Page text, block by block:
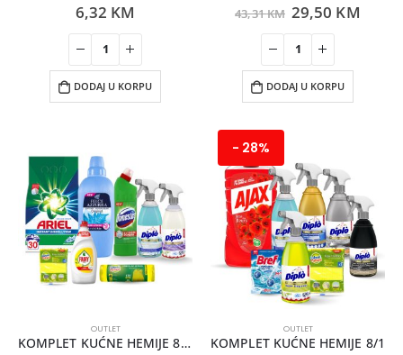
0out of 5
6,32 KM
DODAJ U KORPU
0out of 5
43,31KM 29,50 KM
DODAJ U KORPU
OUTLET
KOMPLET KUĆNE HEMIJE 8 /1 2
- 28%
OUTLET
KOMPLET KUĆNE HEMIJE 8/1